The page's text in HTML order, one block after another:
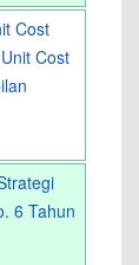
Cost
Cost
6 Tahun